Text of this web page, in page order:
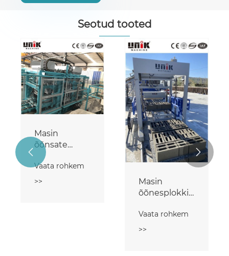
Seotud tooted
Masin
õõnsate
plokkide
valmistamiseks
Vaata rohkem
>>
Masin
õõnesplokkide
Vaata rohkem
>>
 